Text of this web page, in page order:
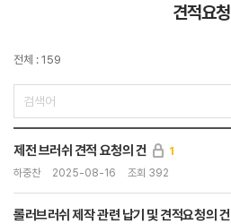
견적요청
전체 : 159
제전 브러쉬 견적 요청의 건 1
하중찬 2025-08-16 조회 392
롤러브러쉬 제작 관련 납기 및 견적요청의 건